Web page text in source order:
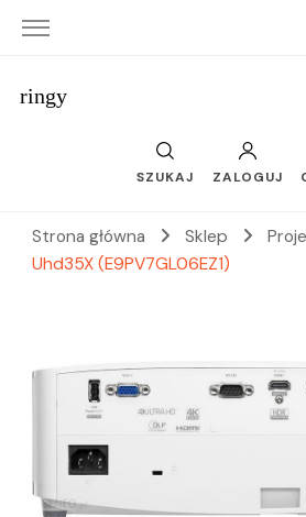
ringy
SZUKAJ ZALOGUJ
Strona główna Sklep
Uhd35X (E9PV7GL06EZ1)